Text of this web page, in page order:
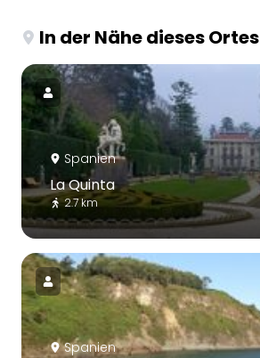
In der Nähe dieses Ortes
Spanien
La Quinta
2.7 km
Spanien